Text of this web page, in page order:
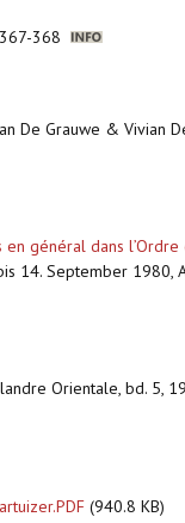
368
De Grauwe & Vivian
général dans l’Ordre
14. September 1980,
Orientale, bd. 5,
(940.8 KB)